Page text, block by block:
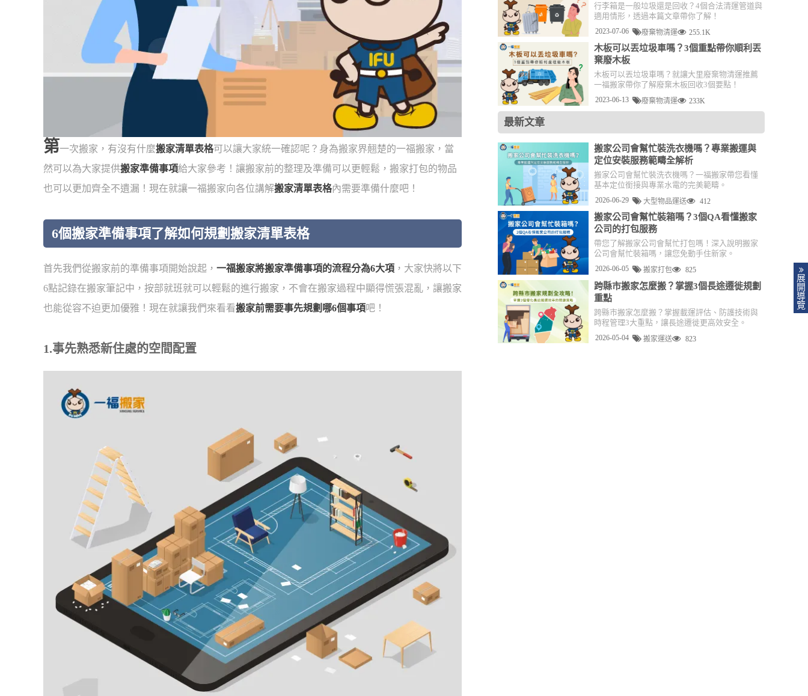
第一次搬家，有沒有什麼搬家清單表格可以讓大家統一確認呢？身為搬家界翹楚的一福搬家，當
然可以為大家提供搬家準備事項給大家參考！讓搬家前的整理及準備可以更輕鬆，搬家打包的物品
也可以更加齊全不遺漏！現在就讓一福搬家向各位講解搬家清單表格內需要準備什麼吧！
6個搬家準備事項了解如何規劃搬家清單表格
首先我們從搬家前的準備事項開始說起， 一福搬家將搬家準備事項的流程分為6大項 ，大家快將以下
6點記錄在搬家筆記中，按部就班就可以輕鬆的進行搬家，不會在搬家過程中顯得慌張混亂，讓搬家
也能從容不迫更加優雅！現在就讓我們來看看搬家前需要事先規劃哪6個事項吧！
1.事先熟悉新住處的空間配置
行李箱是一般垃圾還是回收？4個合法清運管道與
適用情形，透過本篇文章帶你了解！
2023-07-06 廢棄物清運 255.1K
木板可以丟垃圾車嗎？3個重點帶你順利丟
棄廢木板
木板可以丟垃圾車嗎？就讓大里廢棄物清運推薦
一福搬家帶你了解廢棄木板回收3個要點！
2023-06-13 廢棄物清運 233K
最新文章
搬家公司會幫忙裝洗衣機嗎？專業搬運與
定位安裝服務範疇全解析
搬家公司會幫忙裝洗衣機嗎？一福搬家帶您看懂
基本定位銜接與專業水電的完美範疇。
2026-06-29 大型物品運送 412
搬家公司會幫忙裝箱嗎？3個QA看懂搬家
公司的打包服務
帶您了解搬家公司會幫忙打包嗎！深入說明搬家
公司會幫忙裝箱嗎，讓您免動手住新家。
2026-06-05 搬家打包 825
跨縣市搬家怎麼搬？掌握3個長途遷徙規劃
重點
跨縣市搬家怎麼搬？掌握載運評估、防護技術與
時程管理3大重點，讓長途遷徙更高效安全。
2026-05-04 搬家運送 823
展
開
導
覽